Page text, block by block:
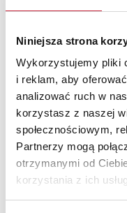
Niniejsza strona
Wykorzystujemy pliki
i reklam, aby
analizować ruch w
korzystasz z naszej
społecznościowym,
Partnerzy mogą
otrzymanymi od
korzystania z ich
Nr katalogowy
730